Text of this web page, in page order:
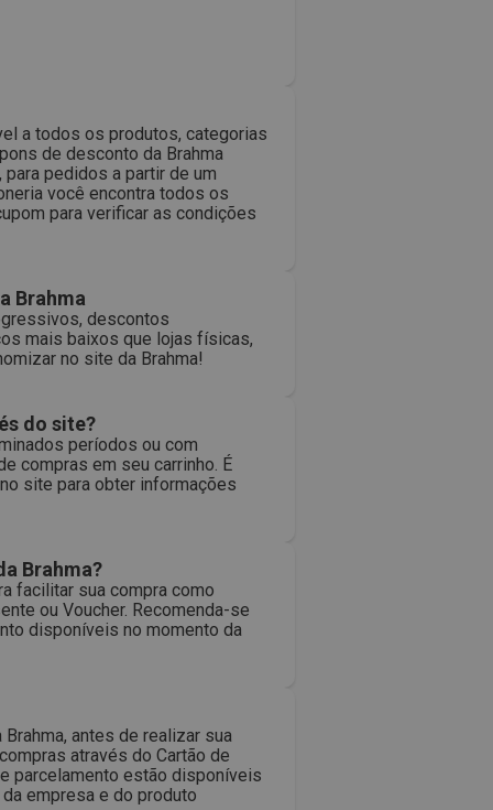
a todos os produtos, categorias
de desconto da Brahma
pedidos a partir de um
você encontra todos os
para verificar as condições
Brahma
descontos
mais baixos que lojas físicas,
no site da Brahma!
do site?
períodos ou com
compras em seu carrinho. É
site para obter informações
Brahma?
facilitar sua compra como
ou Voucher. Recomenda-se
disponíveis no momento da
antes de realizar sua
através do Cartão de
parcelamento estão disponíveis
empresa e do produto